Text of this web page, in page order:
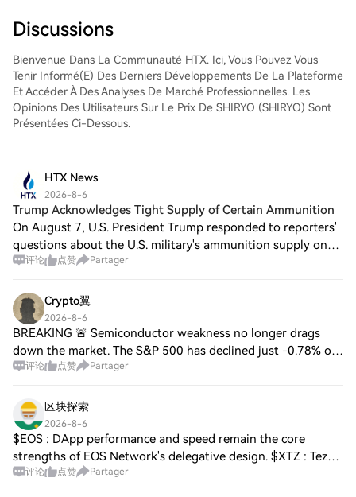
et de les suivre en temps réel. Nous offrons
une expérience conviviale aux débutants
Discussions
Bienvenue Dans La Communauté HTX. Ici, Vous Pouvez Vous
Tenir Informé(e) Des Derniers Développements De La Plateforme
Et Accéder À Des Analyses De Marché Professionnelles. Les
Opinions Des Utilisateurs Sur Le Prix De SHIRYO (SHIRYO) Sont
Présentées Ci-Dessous.
HTX News
2026-8-6
Trump Acknowledges Tight Supply of Certain Ammunition
On August 7, U.S. President Trump responded to reporters'
questions about the U.S. military's ammunition supply on
the afternoon of August 6 at the White House, stating: "We
评论 点赞 Partager
Crypto翼
2026-8-6
BREAKING 🚨 Semiconductor weakness no longer drags
down the market. The S&P 500 has declined just -0.78% on
average this year when the semiconductor index falls. Stay
评论 点赞 Partager
区块探索
2026-8-6
$EOS : DApp performance and speed remain the core
strengths of EOS Network's delegative design. $XTZ : Tezos
relies on self-amending smart contracts to upgrade
评论 点赞 Partager